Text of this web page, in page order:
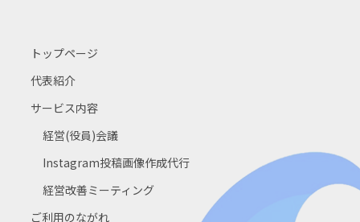
トップページ
代表紹介
サービス内容
経営(役員)会議
Instagram投稿画像作成代行
経営改善ミーティング
ご利用のながれ